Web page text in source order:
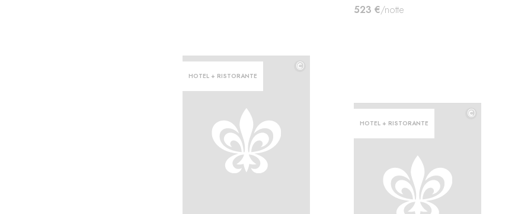
523 €/notte
HOTEL + RISTORANTE
©
HOTEL + RISTORANTE
©